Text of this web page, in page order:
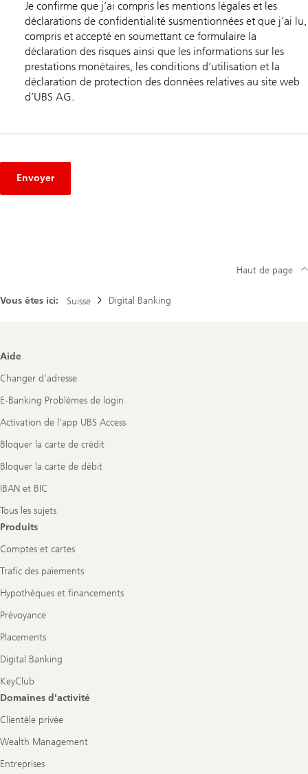
Je confirme que j’ai compris les mentions légales et les
déclarations de confidentialité susmentionnées et que j’ai lu,
compris et accepté en soumettant ce formulaire la
déclaration des risques ainsi que les informations sur les
prestations monétaires, les conditions d’utilisation et la
déclaration de protection des données relatives au site web
d’UBS AG.
Envoyer
Vous êtes ici: Suisse Digital Banking
Haut de page
Footer
Aide
Changer d’adresse
E-Banking Problèmes de login
Activation de l'app UBS Access
Bloquer la carte de crédit
Bloquer la carte de débit
IBAN et BIC
Tous les sujets
Produits
Comptes et cartes
Trafic des paiements
Hypothèques et financements
Prévoyance
Placements
Digital Banking
KeyClub
Domaines d'activité
Clientèle privée
Wealth Management
Entreprises